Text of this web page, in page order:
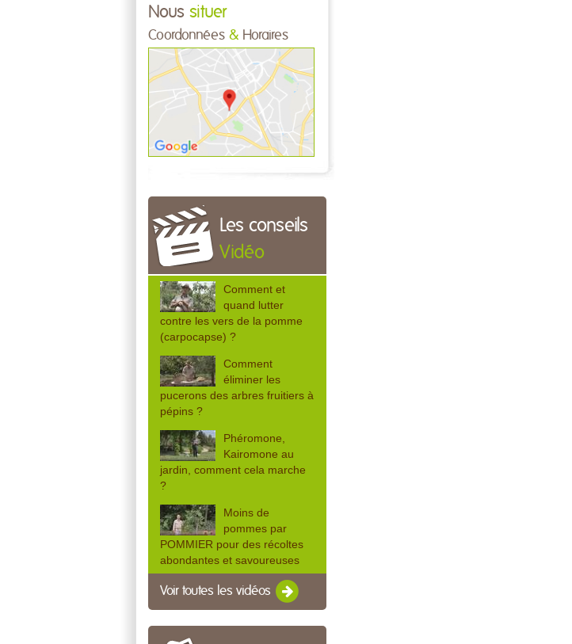
Nous situer
Coordonnées & Horaires
Les conseils
Vidéo
Comment et
quand lutter
contre les vers de la pomme
(carpocapse) ?
Comment
éliminer les
pucerons des arbres fruitiers à
pépins ?
Phéromone,
Kairomone au
jardin, comment cela marche
?
Moins de
pommes par
POMMIER pour des récoltes
abondantes et savoureuses
Voir toutes les vidéos